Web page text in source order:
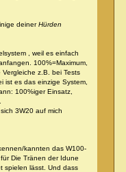
deinerHürden
, weil es einfach
100%=Maximum,
z.B. bei Tests
ist es das einzige System,
100%iger Einsatz,
3W20 auf mich
kannten das W100-
Die Tränen der Idune
spielen lässt. Und dass